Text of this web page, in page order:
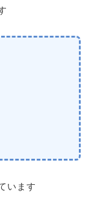
います